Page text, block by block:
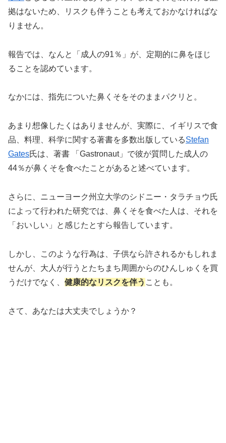
拠はないため、リスクも伴うことも考えておかなければな
りません。
報告では、なんと「成人の91％」が、定期的に鼻をほじ
ることを認めています。
なかには、指先についた鼻くそをそのままパクリと。
あまり想像したくはありませんが、実際に、イギリスで食
品、料理、科学に関する著書を多数出版しているStefan
Gates氏は、著書 「Gastronaut」で彼が質問した成人の
44％が鼻くそを食べたことがあると述べています。
さらに、ニューヨーク州立大学のシドニー・タラチョウ氏
によって行われた研究では、鼻くそを食べた人は、それを
「おいしい」と感じたとすら報告しています。
しかし、このような行為は、子供なら許されるかもしれま
せんが、大人が行うとたちまち周囲からのひんしゅくを買
うだけでなく、 健康的なリスクを伴う ことも。
さて、あなたは大丈夫でしょうか？